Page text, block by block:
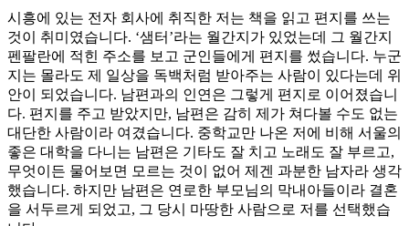
시흥에 있는 전자 회사에 취직한 저는 책을 읽고 편지를 쓰는
것이 취미였습니다. ‘샘터’라는 월간지가 있었는데 그 월간지
펜팔란에 적힌 주소를 보고 군인들에게 편지를 썼습니다. 누군
지는 몰라도 제 일상을 독백처럼 받아주는 사람이 있다는데 위
안이 되었습니다. 남편과의 인연은 그렇게 편지로 이어졌습니
다. 편지를 주고 받았지만, 남편은 감히 제가 쳐다볼 수도 없는
대단한 사람이라 여겼습니다. 중학교만 나온 저에 비해 서울의
좋은 대학을 다니는 남편은 기타도 잘 치고 노래도 잘 부르고,
무엇이든 물어보면 모르는 것이 없어 제겐 과분한 남자라 생각
했습니다. 하지만 남편은 연로한 부모님의 막내아들이라 결혼
을 서두르게 되었고, 그 당시 마땅한 사람으로 저를 선택했습